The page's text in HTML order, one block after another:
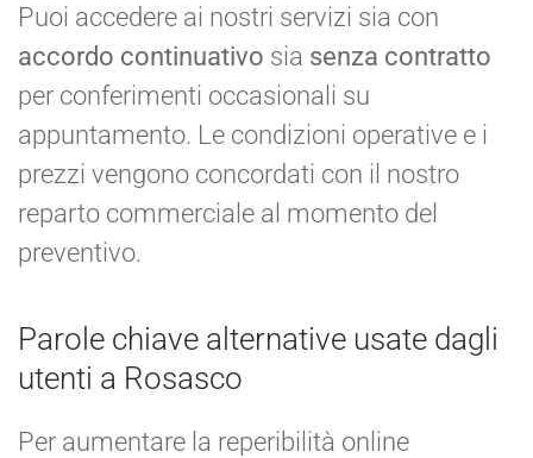
Puoi accedere ai nostri servizi sia con
accordo continuativo sia senza contratto
per conferimenti occasionali su
appuntamento. Le condizioni operative e i
prezzi vengono concordati con il nostro
reparto commerciale al momento del
preventivo.
Parole chiave alternative usate dagli
utenti a Rosasco
Per aumentare la reperibilità online